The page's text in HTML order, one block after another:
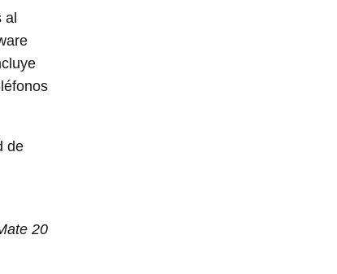
de
20